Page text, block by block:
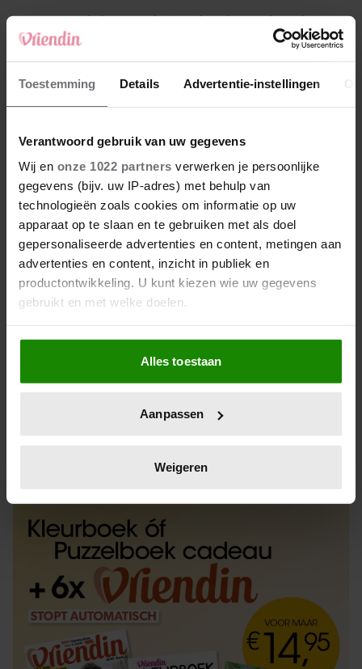
Toestemming Details Advertentie-instellingen
Verantwoord gebruik van uw gegevens
Wij en onze 1022 partners verwerken je persoonlijke
gegevens (bijv. uw IP-adres) met behulp van
technologieën zoals cookies om informatie op uw
apparaat op te slaan en te gebruiken met als doel
gepersonaliseerde advertenties en content, metingen aan
advertenties en content, inzicht in publiek en
productontwikkeling. U kunt kiezen wie uw gegevens
gebruikt en met welke doelen.
Als u het toestaat, willen we ook graag:
Informatie verzamelen over uw geografische
locatie, die tot een paar meter nauwkeurig kan zijn
scannen op specifieke eigenschappen (fingerprinting)
verwerkt en stel uw voorkeuren in het
intrekken in de Cookieverklaring.
We gebruiken cookies om content en advertenties te
personaliseren, om functies voor social media te bieden
en om ons websiteverkeer te analyseren. Ook delen we
informatie over uw gebruik van onze site met onze
partners voor social media, adverteren en analyse. Deze
partners kunnen deze gegevens combineren met andere
informatie die u aan ze heeft verstrekt of die ze hebben
Alles toestaan
Aanpassen
Weigeren
4 Makelaar Mandy: ‘Een bericht van de BN’er.
Een foto. Mijn lijf reageert’
5 Makelaar Mandy: ‘Vrijdagavond belde Bart.
Hij sprak eng kalm’
Nieuw